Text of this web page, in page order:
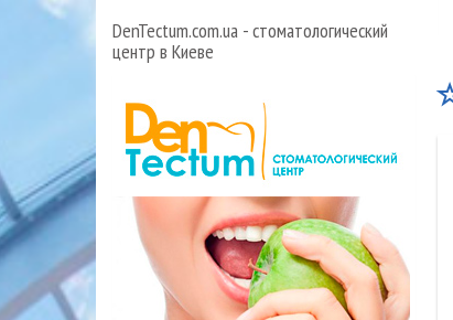
DenTectum.com.ua - стоматологический
центр в Киеве